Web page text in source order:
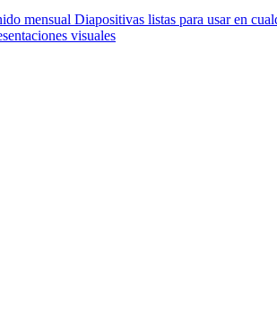
mensual Diapositivas listas para usar en
visuales